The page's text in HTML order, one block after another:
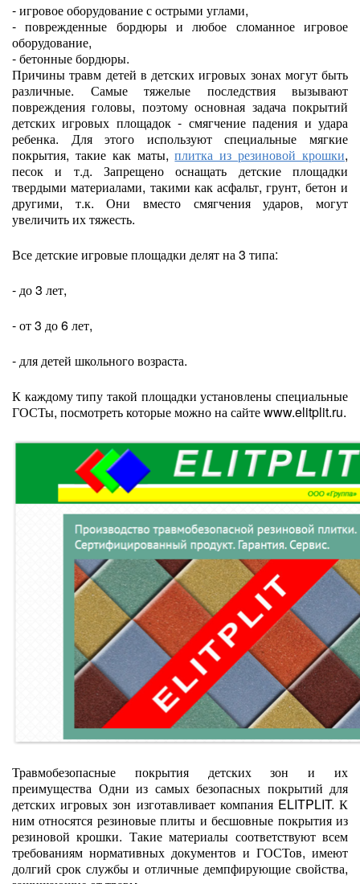
- игровое оборудование с острыми углами,
- поврежденные бордюры и любое сломанное игровое
оборудование,
- бетонные бордюры.
Причины травм детей в детских игровых зонах могут быть
различные. Самые тяжелые последствия вызывают
повреждения головы, поэтому основная задача покрытий
детских игровых площадок - смягчение падения и удара
ребенка. Для этого используют специальные мягкие
покрытия, такие как маты,плитка из резиновой крошки,
песок и т.д. Запрещено оснащать детские площадки
твердыми материалами, такими как асфальт, грунт, бетон и
другими, т.к. Они вместо смягчения ударов, могут
увеличить их тяжесть.
Все детские игровые площадки делят на 3 типа:
- до 3 лет,
- от 3 до 6 лет,
- для детей школьного возраста.
К каждому типу такой площадки установлены специальные
ГОСТы, посмотреть которые можно на сайте www.elitplit.ru.
Травмобезопасные покрытия детских зон и их
преимущества Одни из самых безопасных покрытий для
детских игровых зон изготавливает компания ELITPLIT. К
ним относятся резиновые плиты и бесшовные покрытия из
резиновой крошки. Такие материалы соответствуют всем
требованиям нормативных документов и ГОСТов, имеют
долгий срок службы и отличные демпфирующие свойства,